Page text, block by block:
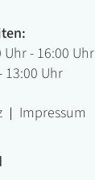
Uhr - 16:00 Uhr
13:00 Uhr
Impressum